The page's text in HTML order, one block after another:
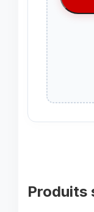
Produits